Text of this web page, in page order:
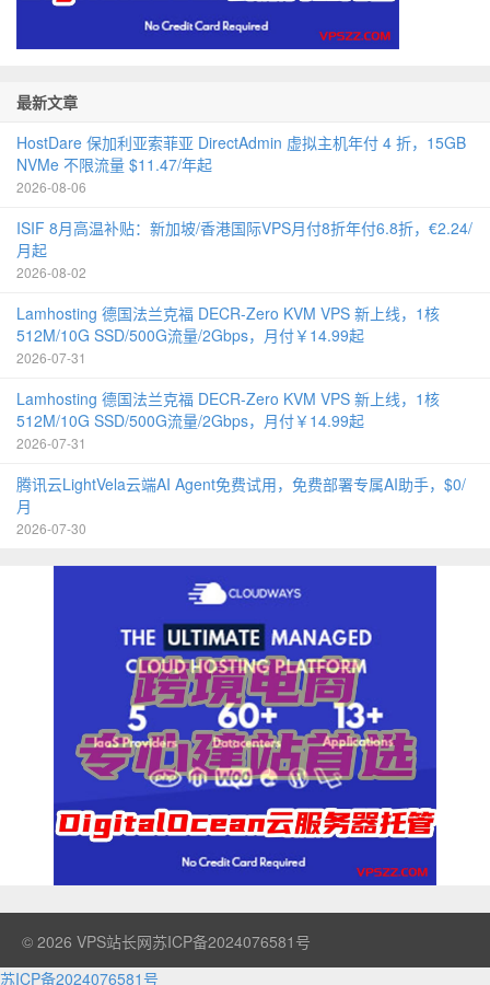
最新文章
HostDare 保加利亚索菲亚 DirectAdmin 虚拟主机年付 4 折，15GB
NVMe 不限流量 $11.47/年起
2026-08-06
ISIF 8月高温补贴：新加坡/香港国际VPS月付8折年付6.8折，€2.24/
月起
2026-08-02
Lamhosting 德国法兰克福 DECR-Zero KVM VPS 新上线，1核
512M/10G SSD/500G流量/2Gbps，月付￥14.99起
2026-07-31
Lamhosting 德国法兰克福 DECR-Zero KVM VPS 新上线，1核
512M/10G SSD/500G流量/2Gbps，月付￥14.99起
2026-07-31
腾讯云LightVela云端AI Agent免费试用，免费部署专属AI助手，$0/
月
2026-07-30
© 2026 VPS站长网苏ICP备2024076581号
苏ICP备2024076581号